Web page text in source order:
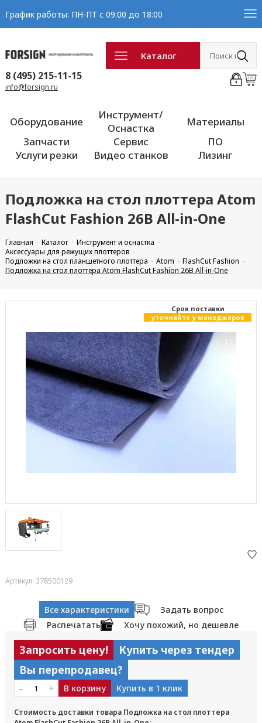
График работы: ПН-ПТ с 09:00 до 18:00
Каталог
8 (495) 215-11-15
info@forsign.ru
Оборудование
Инструмент/
Оснастка
Материалы
Запчасти
Сервис
ПО
Услуги резки
Видео станков Лизинг
Подложка на стол плоттера Atom
FlashCut Fashion 26B All-in-One
Главная Каталог
Инструмент и оснастка
Аксессуары для режущих плоттеров
Подложки на стол планшетного плоттера
Atom
FlashCut Fashion
Подложка на стол плоттера Atom FlashCut Fashion 26B All-in-One
Cрок поставки
уточняйте у менеджеров
Артикул: 378500129
Все характеристики
Задать вопрос
Распечатать
Хочу похожий, но дешевле
Запросить цену!
Купить через тендер
Вы перепродавец?
– + В корзину Купить в 1 клик
Стоимость доставки товара Подложка на стол плоттера